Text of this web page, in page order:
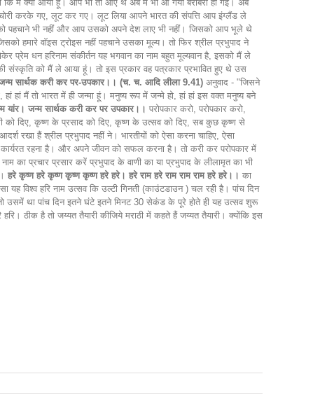
कि मैं क्यों आया हूं। आप भी तो आए थे अब मैं भी आ गया बराबरी हो गई। अब
चोरी करके गए, लूट कर गए। लूट लिया आपने भारत की संपत्ति आप इंग्लैंड ले
पहचाने भी नहीं और आप उसको अपने देश लाए भी नहीं। जिसको आप भूले थे
हमारे वॉइस ट्रोइस नहीं पहचाने उसका मूल्य। तो फिर श्रील प्रभुपाद ने
प्रेम धन हरिनाम संकीर्तन यह भगवान का नाम बहुत मूल्यवान है, इसको मैं ले
संस्कृति को मैं ले आया हूं। तो इस प्रकार वह पत्रकार प्रभावित हुए थे उस
जन्म सार्थक करी कर पर-उपकार।। (च. च. आदि लीला 9.41) अनुवाद - "जिसने
हां मैं तो भारत में ही जन्मा हूं। मनुष्य रूप में जन्मे हो, हां हां इस वक्त मनुष्य बने
यांर। जन्म सार्थक करी कर पर उपकार।। परोपकार करो, परोपकार करो,
को दिए, कृष्ण के प्रसाद को दिए, कृष्ण के उत्सव को दिए, सब कुछ कृष्ण से
रखा हैं श्रील प्रभुपाद नहीं ने। भारतीयों को ऐसा करना चाहिए, ऐसा
रहना है। और अपने जीवन को सफल करना है। तो करी कर परोपकार में
प्रचार प्रसार करें प्रभुपाद के वाणी का या प्रभुपाद के लीलामृत का भी
हरे कृष्ण हरे कृष्ण कृष्ण कृष्ण हरे हरे। हरे राम हरे राम राम राम हरे हरे।। का
विश्व हरि नाम उत्सव कि उल्टी गिनती (काउंटडाउन ) चल रही है। पांच दिन
उसमें था पांच दिन इतने घंटे इतने मिनट 30 सेकंड के पूरे होते ही यह उत्सव शुरू
ठीक है तो जय्यत तैयारी कीजिये मराठी में कहते हैं जय्यत तैयारी। क्योंकि इस